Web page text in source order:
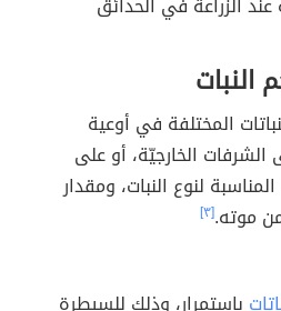
النبات
المختلفة في أوعية
الخارجيّة، أو على
لنوع النبات، ومقدار
موته.[٣]
باستمرار، وذلك للسيطرة